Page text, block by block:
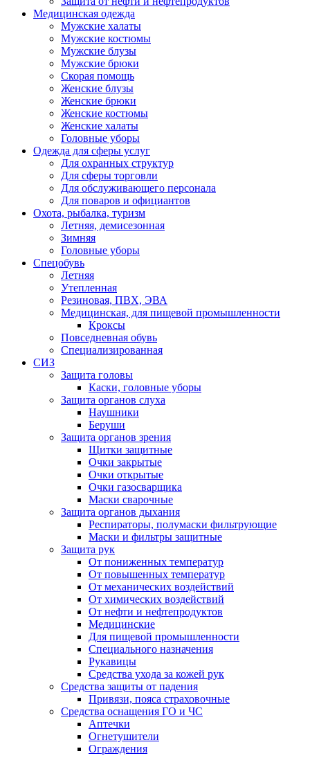
Медицинская одежда
Мужские халаты
Мужские костюмы
Мужские блузы
Мужские брюки
Скорая помощь
Женские блузы
Женские брюки
Женские костюмы
Женские халаты
Головные уборы
Одежда для сферы услуг
Для охранных структур
Для сферы торговли
Для обслуживающего персонала
Для поваров и официантов
Охота, рыбалка, туризм
Летняя, демисезонная
Зимняя
Головные уборы
Спецобувь
Летняя
Утепленная
Резиновая, ПВХ, ЭВА
Медицинская, для пищевой промышленности
Кроксы
Повседневная обувь
Специализированная
СИЗ
Защита головы
Каски, головные уборы
Защита органов слуха
Наушники
Беруши
Защита органов зрения
Щитки защитные
Очки закрытые
Очки открытые
Очки газосварщика
Маски сварочные
Защита органов дыхания
Респираторы, полумаски фильтрующие
Маски и фильтры защитные
Защита рук
От пониженных температур
От повышенных температур
От механических воздействий
От химических воздействий
От нефти и нефтепродуктов
Медицинские
Для пищевой промышленности
Специального назначения
Рукавицы
Средства ухода за кожей рук
Средства защиты от падения
Привязи, пояса страховочные
Средства оснащения ГО и ЧС
Аптечки
Огнетушители
Ограждения